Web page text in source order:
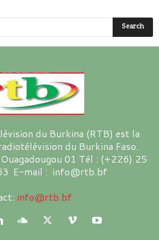
du Burkina (RTB) est la
du Burkina Faso.
01 Tél : (+226) 25
E-mail : info@rtb.bf
info@rtb.bf